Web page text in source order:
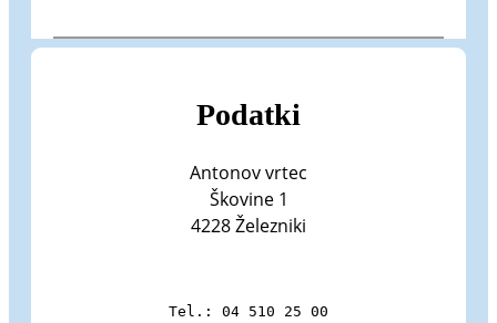
Podatki
Antonov vrtec
Škovine 1
4228 Železniki
Tel.: 04 510 25 00